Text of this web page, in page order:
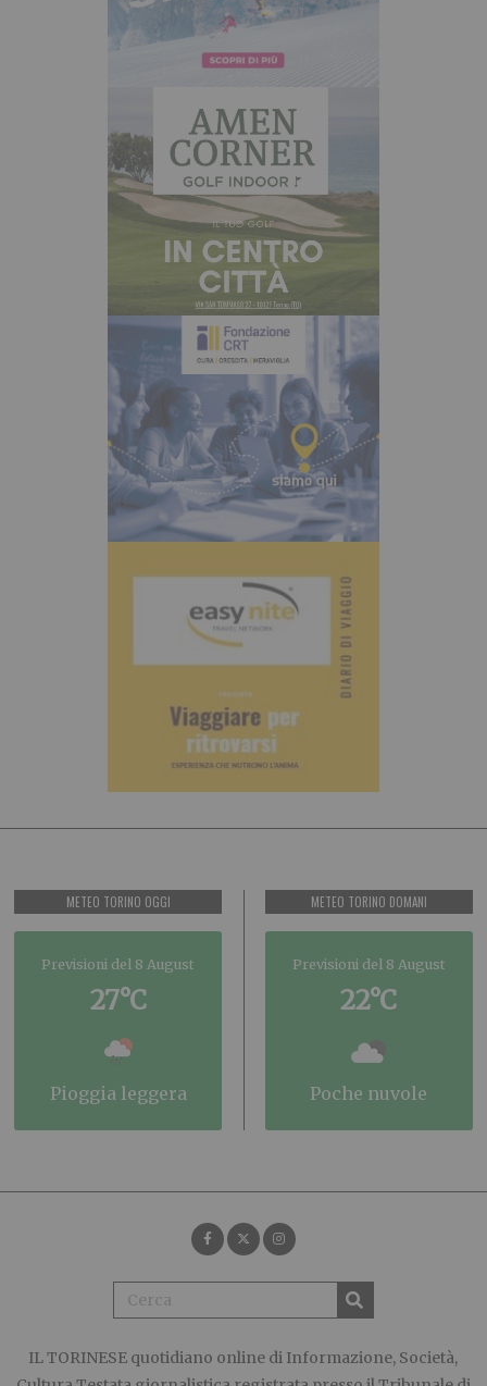
METEO TORINO OGGI
Previsioni del 8 August
27°C
pioggia leggera
METEO TORINO DOMANI
Previsioni del 8 August
22°C
poche nuvole
IL TORINESE quotidiano online di Informazione, Società,